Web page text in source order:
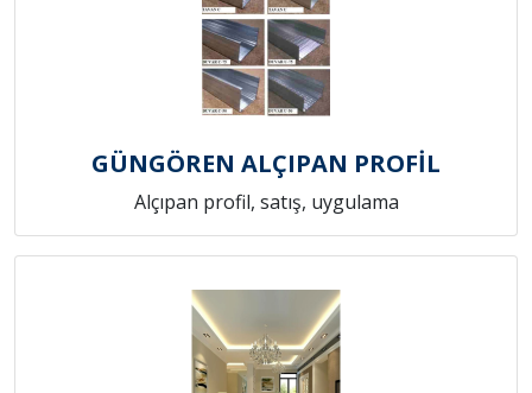
GÜNGÖREN ALÇIPAN PROFİL
Alçıpan profil, satış, uygulama